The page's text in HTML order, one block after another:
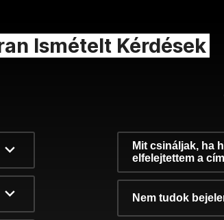
Ismételt Kérdések
Mit csináljak, ha
elfelejtettem a
Nem tudok